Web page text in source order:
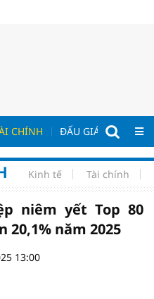
CHÍNH ĐẤU GIÁ - ĐẤU
Kinh tế Tài chính
niêm yết Top 80
năm 2025
13:00